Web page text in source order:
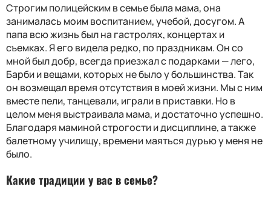
Строгим полицейским в семье была мама, она
занималась моим воспитанием, учебой, досугом. А
папа всю жизнь был на гастролях, концертах и
съемках. Я его видела редко, по праздникам. Он со
мной был добр, всегда приезжал с подарками — лего,
Барби и вещами, которых не было у большинства. Так
он возмещал время отсутствия в моей жизни. Мы с ним
вместе пели, танцевали, играли в приставки. Но в
целом меня выстраивала мама, и достаточно успешно.
Благодаря маминой строгости и дисциплине, а также
балетному училищу, времени маяться дурью у меня не
было.
Какие традиции у вас в семье?